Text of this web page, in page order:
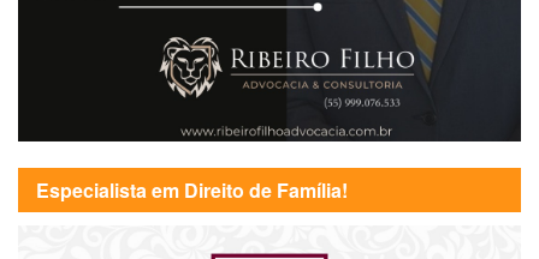
Especialista em Direito de Família!